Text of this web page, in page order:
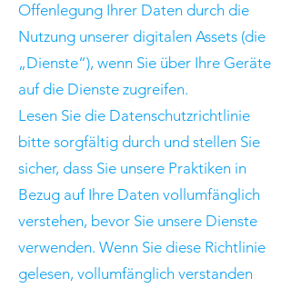
Offenlegung Ihrer Daten durch die
Nutzung unserer digitalen Assets (die
„Dienste“), wenn Sie über Ihre Geräte
auf die Dienste zugreifen.
Lesen Sie die Datenschutzrichtlinie
bitte sorgfältig durch und stellen Sie
sicher, dass Sie unsere Praktiken in
Bezug auf Ihre Daten vollumfänglich
verstehen, bevor Sie unsere Dienste
verwenden. Wenn Sie diese Richtlinie
gelesen, vollumfänglich verstanden